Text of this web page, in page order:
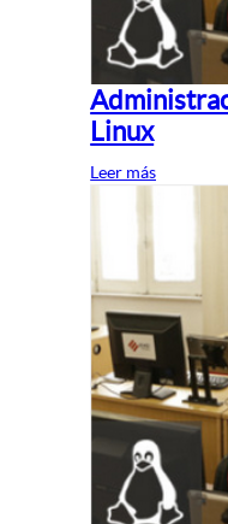
Linux
Leer más